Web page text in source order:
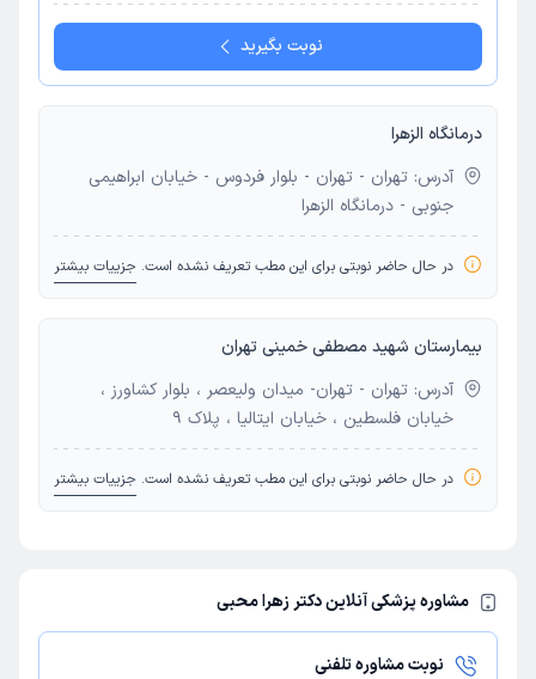
نوبت بگیرید
درمانگاه الزهرا
آدرس: تهران - تهران - بلوار فردوس - خیابان ابراهیمی
جنوبی - درمانگاه الزهرا
در حال حاضر نوبتی برای این مطب تعریف نشده است. جزییات بیشتر
بیمارستان شهید مصطفی خمینی تهران
آدرس: تهران - تهران- میدان ولیعصر ، بلوار کشاورز ،
خیابان فلسطین ، خیابان ایتالیا ، پلاک 9
در حال حاضر نوبتی برای این مطب تعریف نشده است. جزییات بیشتر
مشاوره پزشکی آنلاین دکتر زهرا محبی
نوبت مشاوره تلفنی